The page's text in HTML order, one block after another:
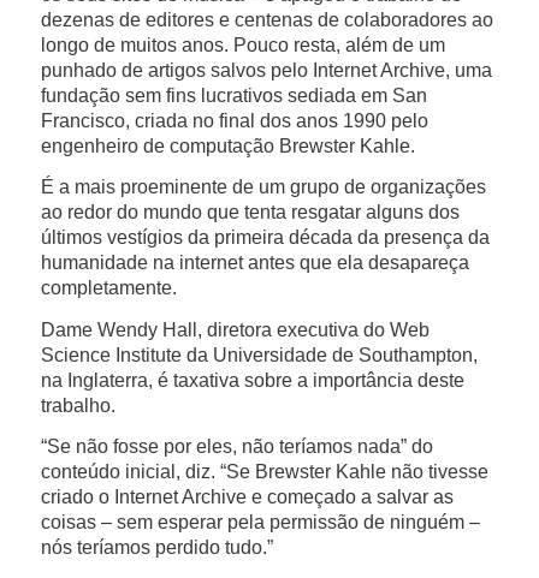
dezenas de editores e centenas de colaboradores ao
longo de muitos anos. Pouco resta, além de um
punhado de artigos salvos pelo Internet Archive, uma
fundação sem fins lucrativos sediada em San
Francisco, criada no final dos anos 1990 pelo
engenheiro de computação Brewster Kahle.
É a mais proeminente de um grupo de organizações
ao redor do mundo que tenta resgatar alguns dos
últimos vestígios da primeira década da presença da
humanidade na internet antes que ela desapareça
completamente.
Dame Wendy Hall, diretora executiva do Web
Science Institute da Universidade de Southampton,
na Inglaterra, é taxativa sobre a importância deste
trabalho.
“Se não fosse por eles, não teríamos nada” do
conteúdo inicial, diz. “Se Brewster Kahle não tivesse
criado o Internet Archive e começado a salvar as
coisas – sem esperar pela permissão de ninguém –
nós teríamos perdido tudo.”